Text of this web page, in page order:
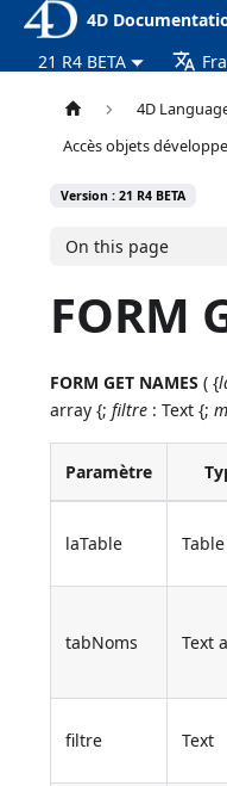
4D
21 R4 BETA
4D
Accès objets
Version : 21 R4 BETA
On this page
FORM
FORM GET NAMES ( {
array {;filtre : Text {;
Paramètre
laTable Table
tabNoms Text
filtre Text